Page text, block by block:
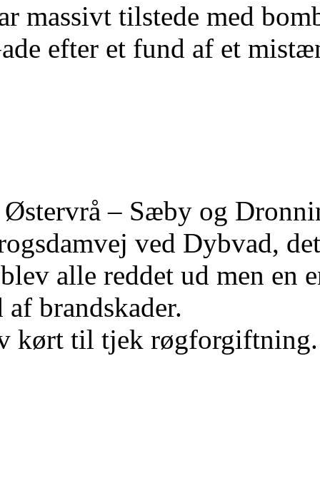
massivt tilstede med
efter et fund af et
Østervrå – Sæby og
ved Dybvad,
alle reddet ud men en
brandskader.
kørt til tjek røgforgiftning.